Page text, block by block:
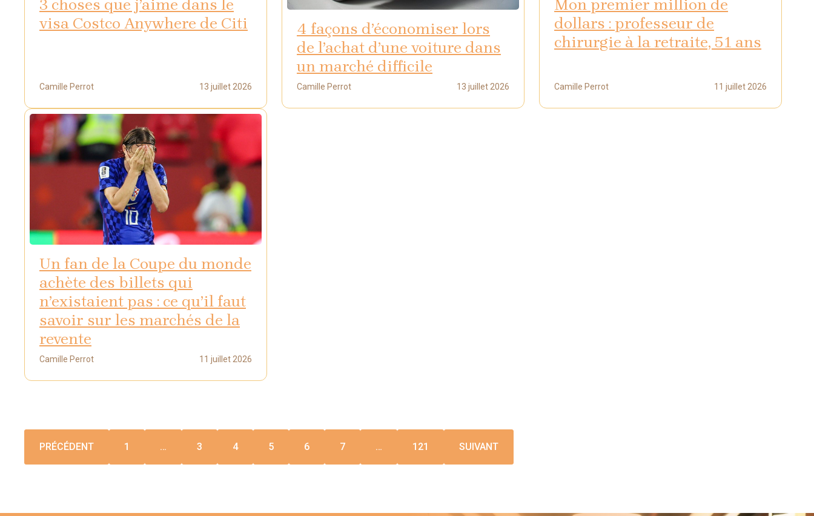
3 choses que j’aime dans le
visa Costco Anywhere de Citi
Camille Perrot 13 juillet 2026
4 façons d’économiser lors
de l’achat d’une voiture dans
un marché difficile
Camille Perrot 13 juillet 2026
Mon premier million de
dollars : professeur de
chirurgie à la retraite, 51 ans
Camille Perrot 11 juillet 2026
Un fan de la Coupe du monde
achète des billets qui
n’existaient pas : ce qu’il faut
savoir sur les marchés de la
revente
Camille Perrot 11 juillet 2026
PRÉCÉDENT 1 … 3 4 5 6 7 … 121 SUIVANT